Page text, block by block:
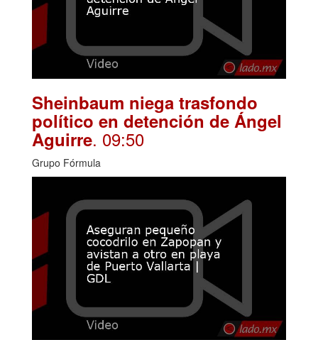
Sheinbaum niega trasfondo
político en detención de Ángel
Aguirre. 09:50
Grupo Fórmula